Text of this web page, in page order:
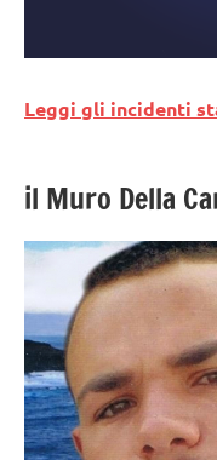
Leggi gli incidenti
il Muro Della